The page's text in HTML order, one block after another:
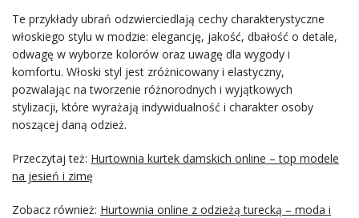
Te przykłady ubrań odzwierciedlają cechy charakterystyczne
włoskiego stylu w modzie: elegancję, jakość, dbałość o detale,
odwagę w wyborze kolorów oraz uwagę dla wygody i
komfortu. Włoski styl jest zróżnicowany i elastyczny,
pozwalając na tworzenie różnorodnych i wyjątkowych
stylizacji, które wyrażają indywidualność i charakter osoby
noszącej daną odzież.
Przeczytaj też: Hurtownia kurtek damskich online – top modele
na jesień i zimę
Zobacz również: Hurtownia online z odzieżą turecką – moda i